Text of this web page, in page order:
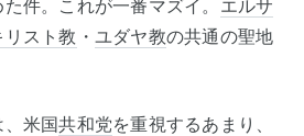
件。これが一番マズイ。 エルサ
リスト教 ・ ユダヤ教の共通の聖地
、米国共和党を重視するあまり、